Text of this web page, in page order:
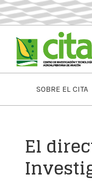
SOBRE EL CITA
El